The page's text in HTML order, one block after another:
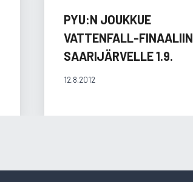
PYU:N JOUKKUE
VATTENFALL-FINAALIIN
SAARIJÄRVELLE 1.9.
12.8.2012